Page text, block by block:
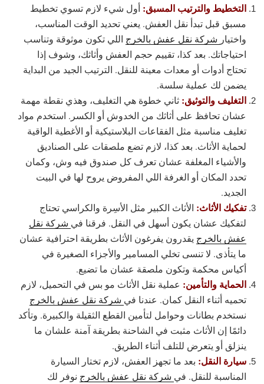
التخطيط والترتيب المسبق: أول شيء لازم تسوي تخطيط
مسبق قبل تبدأ نقل العفش. يعني تحديد الوقت المناسب،
واختيار شركة نقل عفش بالخرج اللي تكون موثوقة وتناسب
احتياجاتك. بعد كذا، تقييم حجم العفش وأثاثك، وشوف إذا
تحتاج أدوات أو معدات معينة للنقل. الترتيب الجيد من البداية
يضمن لك عملية سلسة.
التغليف والتوثيق: ثاني خطوة هي التغليف، وهذي نقطة مهمة
عشان تحافظ على أثاثك من الخدوش أو الكسر. استخدم مواد
تغليف مناسبة مثل الفقاعات البلاستيكية أو الأغطية الواقية
لحماية الأثاث. بعد كذا، لازم تضع ملصقات على الصناديق
والأشياء المغلفة عشان تعرف كل صندوق فيه وش، وكمان
تحدد المكان أو الغرفة اللي المفروض يروح لها في البيت
الجديد.
تفكيك الأثاث: الأثاث الكبير مثل الأسِرة والكراسي تحتاج
لتفكيك عشان يكون أسهل في النقل. فرقنا في شركة نقل
عفش بالخرج يقدرون يفرغون الأثاث بطريقة احترافية عشان
ما يتأذى. لا تنسى تخلي المسامير والأجزاء الصغيرة في
أكياس محكمة وتكون ملصقة عشان ما تضيع.
الحماية والتأمين: عملية نقل الأثاث مو بس في التحميل، لازم
تحميه أثناء النقل كمان. عندنا في شركة نقل عفش بالخرج
نستخدم بطانات وحوامل لتأمين القطع الثقيلة والكبيرة. وتأكد
دائمًا إن الأثاث مثبت في الشاحنة بطريقة آمنة علشان ما
ينزلق أو يتعرض للتلف أثناء الطريق.
سيارة النقل: بعد ما تجهز العفش، لازم تختار السيارة
المناسبة للنقل. في شركة نقل عفش بالخرج نوفر لك